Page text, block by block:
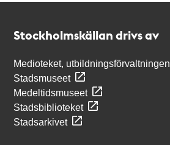
Stockholmskällan drivs av
Medioteket, utbildningsförvaltningen
Stadsmuseet
Medeltidsmuseet
Stadsbiblioteket
Stadsarkivet